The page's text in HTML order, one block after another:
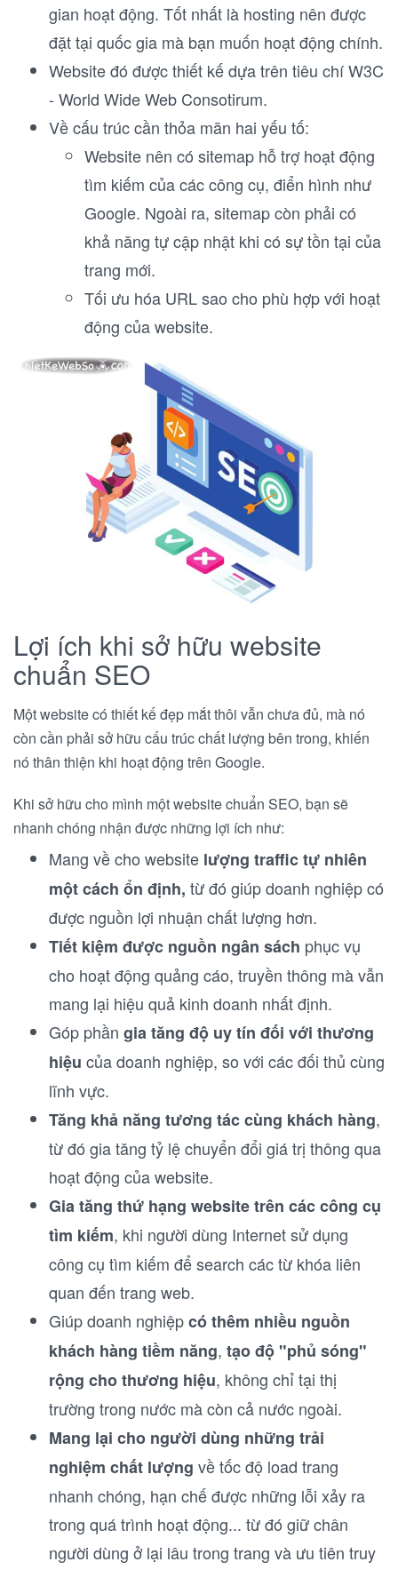
gian hoạt động. Tốt nhất là hosting nên được
đặt tại quốc gia mà bạn muốn hoạt động chính.
Website đó được thiết kế dựa trên tiêu chí W3C
- World Wide Web Consotirum.
Về cấu trúc cần thỏa mãn hai yếu tố:
Website nên có sitemap hỗ trợ hoạt động
tìm kiếm của các công cụ, điển hình như
Google. Ngoài ra, sitemap còn phải có
khả năng tự cập nhật khi có sự tồn tại của
trang mới.
Tối ưu hóa URL sao cho phù hợp với hoạt
động của website.
Lợi ích khi sở hữu website
chuẩn SEO
Một website có thiết kế đẹp mắt thôi vẫn chưa đủ, mà nó
còn cần phải sở hữu cấu trúc chất lượng bên trong, khiến
nó thân thiện khi hoạt động trên Google.
Khi sở hữu cho mình một website chuẩn SEO, bạn sẽ
nhanh chóng nhận được những lợi ích như:
Mang về cho website lượng traffic tự nhiên
một cách ổn định, từ đó giúp doanh nghiệp có
được nguồn lợi nhuận chất lượng hơn.
Tiết kiệm được nguồn ngân sách phục vụ
cho hoạt động quảng cáo, truyền thông mà vẫn
mang lại hiệu quả kinh doanh nhất định.
Góp phần gia tăng độ uy tín đối với thương
hiệu của doanh nghiệp, so với các đối thủ cùng
lĩnh vực.
Tăng khả năng tương tác cùng khách hàng,
từ đó gia tăng tỷ lệ chuyển đổi giá trị thông qua
hoạt động của website.
Gia tăng thứ hạng website trên các công cụ
tìm kiếm, khi người dùng Internet sử dụng
công cụ tìm kiếm để search các từ khóa liên
quan đến trang web.
Giúp doanh nghiệpcó thêm nhiều nguồn
khách hàng tiềm năng, tạo độ "phủ sóng"
rộng cho thương hiệu, không chỉ tại thị
trường trong nước mà còn cả nước ngoài.
Mang lại cho người dùng những trải
nghiệm chất lượng về tốc độ load trang
nhanh chóng, hạn chế được những lỗi xảy ra
trong quá trình hoạt động... từ đó giữ chân
người dùng ở lại lâu trong trang và ưu tiên truy